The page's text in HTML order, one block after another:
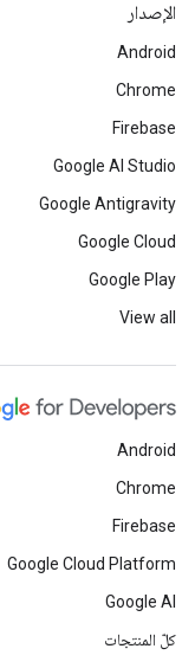
الإصدار
Android
Chrome
Firebase
Google AI Studio
Google Antigravity
Google Cloud
Google Play
View all
Android
Chrome
Firebase
Google Cloud Platform
Google AI
كلّ المنتجات